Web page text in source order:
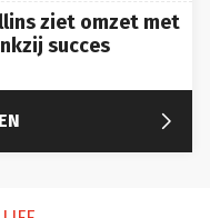
ziet omzet met
succes

LIFE